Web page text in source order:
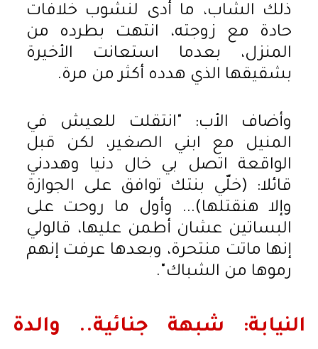
ذلك الشاب، ما أدى لنشوب خلافات
حادة مع زوجته، انتهت بطرده من
المنزل، بعدما استعانت الأخيرة
بشقيقها الذي هدده أكثر من مرة.
وأضاف الأب: "انتقلت للعيش في
المنيل مع ابني الصغير، لكن قبل
الواقعة اتصل بي خال دنيا وهددني
قائلا: (خلّي بنتك توافق على الجوازة
وإلا هنقتلها)... وأول ما روحت على
البساتين عشان أطمن عليها، قالولي
إنها ماتت منتحرة، وبعدها عرفت إنهم
رموها من الشباك".
النيابة: شبهة جنائية.. والدة